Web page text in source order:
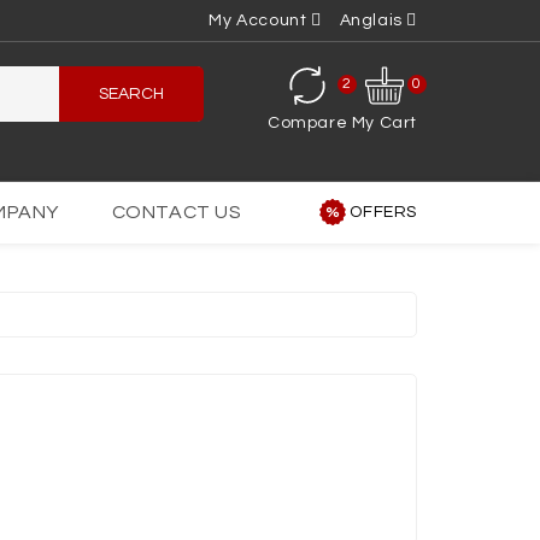
My Account Anglais
SEARCH
Compare
2
My Cart
0
CONTACT US OFFERS